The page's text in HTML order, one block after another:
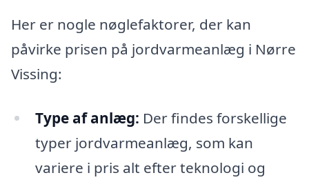
Her er nogle nøglefaktorer, der kan
påvirke prisen på jordvarmeanlæg i Nørre
Vissing:
Type af anlæg: Der findes forskellige
typer jordvarmeanlæg, som kan
variere i pris alt efter teknologi og